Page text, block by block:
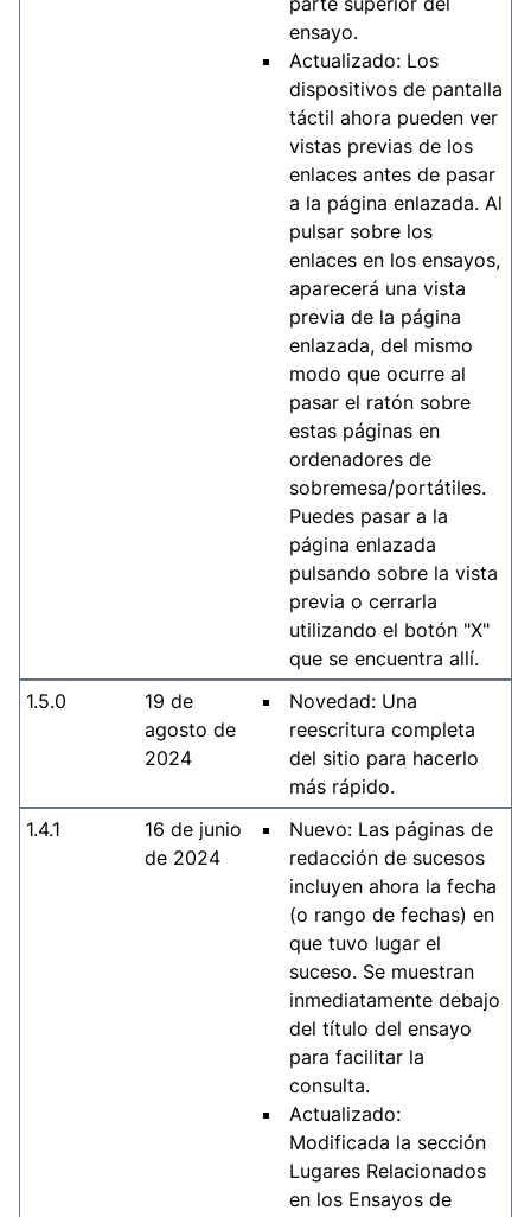
ensayo.
Actualizado: Los
dispositivos de pantalla
táctil ahora pueden ver
vistas previas de los
enlaces antes de pasar
a la página enlazada. Al
pulsar sobre los
enlaces en los ensayos,
aparecerá una vista
previa de la página
enlazada, del mismo
modo que ocurre al
pasar el ratón sobre
estas páginas en
ordenadores de
sobremesa/portátiles.
Puedes pasar a la
página enlazada
pulsando sobre la vista
previa o cerrarla
utilizando el botón "X"
que se encuentra allí.
1.5.0
19 de
agosto de
2024
Novedad: Una
reescritura completa
del sitio para hacerlo
más rápido.
1.4.1
16 de junio
de 2024
Nuevo: Las páginas de
redacción de sucesos
incluyen ahora la fecha
(o rango de fechas) en
que tuvo lugar el
suceso. Se muestran
inmediatamente debajo
del título del ensayo
para facilitar la
consulta.
Actualizado:
Modificada la sección
Lugares Relacionados
en los Ensayos de